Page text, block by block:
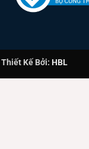
Thiết Kế Bởi: HBL